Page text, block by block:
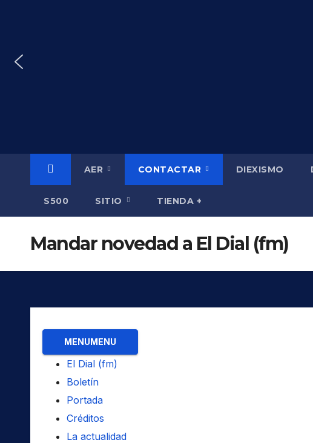
AER CONTACTAR DIEXISMO
S500 SITIO TIENDA +
Mandar novedad a El Dial (fm)
MENUMENU
El Dial (fm)
Boletín
Portada
Créditos
La actualidad